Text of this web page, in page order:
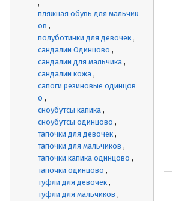
пляжная обувь для мальчик
ов
полуботинки для девочек
сандалии Одинцово
сандалии для мальчика
сандалии кожа
сапоги резиновые одинцов
о
сноубутсы капика
сноубутсы одинцово
тапочки для девочек
тапочки для мальчиков
тапочки капика одинцово
тапочки одинцово
туфли для девочек
туфли для мальчиков